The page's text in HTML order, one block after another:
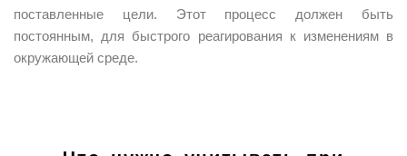
поставленные цели. Этот процесс должен быть
постоянным, для быстрого реагирования к изменениям в
окружающей среде.